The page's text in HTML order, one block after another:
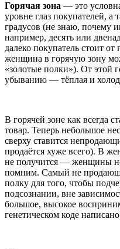
Горячая зона — это
уровне глаз покупателей,
градусов (не знаю, почему
например, десять или
далеко покупатель стоит
женщина в горячую зону
«золотые полки»). От этой
убыванию — тёплая и
В горячей зоне как всегда
товар. Теперь небольшое
сверху ставится
продаётся хуже всего). В
не получится — женщины
помним. Самый не
полку для того, чтобы
подсознании, вне
большое, высокое
генетическом коде